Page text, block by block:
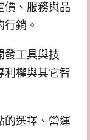
價、服務與品
銷。
發工具與技
利權與其它智
的選擇、營運